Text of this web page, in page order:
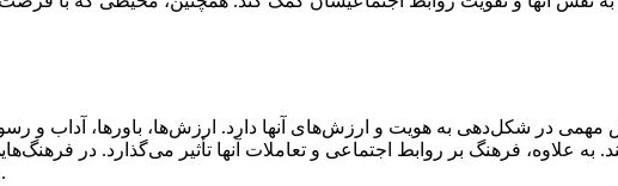
در شکل‌دهی به هویت و ارزش‌های آنها دارد. ارزش‌ها، باورها، آداب و
علاوه، فرهنگ بر روابط اجتماعی و تعاملات آنها تأثیر می‌گذارد. در
است بیشتر به هم پیوند بخورند و روابط نزدیکی با یکدیگر داشته باشند.